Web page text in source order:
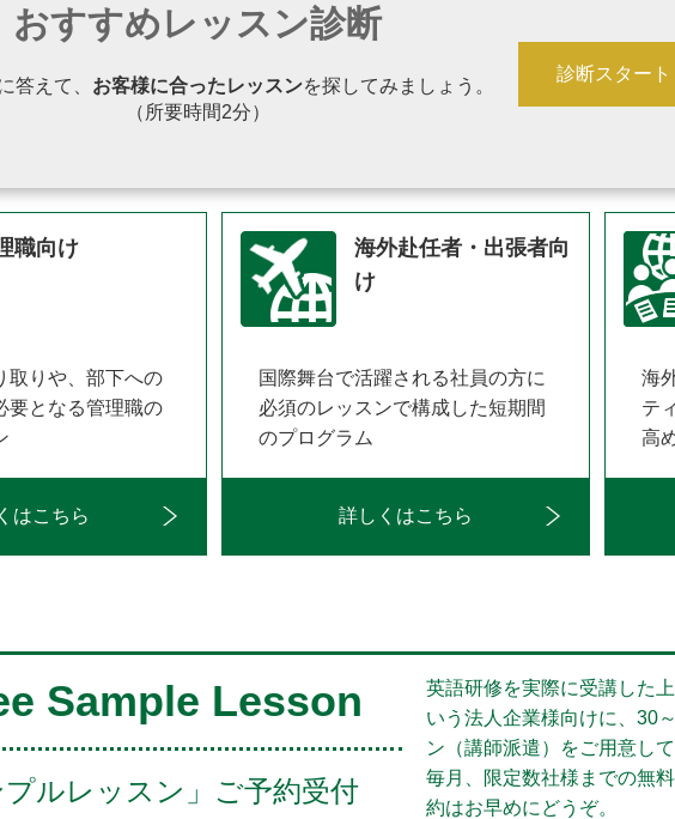
おすすめレッスン診断
答えて、 お客様に合ったレッスンを探してみましょう。
（所要時間2分）
診断スタート
職向け
取りや、部下への
要となる管理職の
はこちら
海外赴任者・出張者向
け
国際舞台で活躍される社員の方に
必須のレッスンで構成した短期間
のプログラム
詳しくはこちら
海
テ
高
Sample Lesson
プルレッスン」ご予約受付
英語研修を実際に受講した
いう法人企業様向けに、30
ン（講師派遣）をご用意し
毎月、限定数社様までの無
約はお早めにどうぞ。